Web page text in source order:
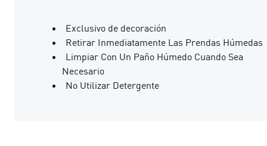
Exclusivo de decoración
Retirar Inmediatamente Las Prendas Húmedas
Limpiar Con Un Paño Húmedo Cuando Sea
Necesario
No Utilizar Detergente